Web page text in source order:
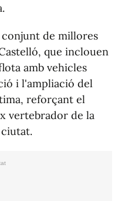
de millores
que inclouen
amb vehicles
i l'ampliació del
reforçant el
vertebrador de la